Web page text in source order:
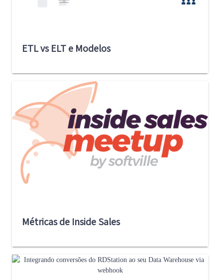
ETL vs ELT e Modelos
Métricas de Inside Sales